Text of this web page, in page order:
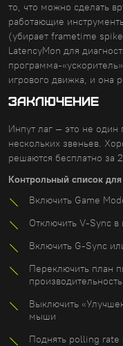
то, что можно сделать
работающие
(убирает frametime
LatencyMon для
программа-
игрового движка, и она
Заключение
Инпут лаг — это не
нескольких звеньев.
решаются бесплатно за
Контрольный список для
Включить Game
Отключить V-Sync в
Включить G-Sync
Переключить план
Выключить
мыши
Поднять polling